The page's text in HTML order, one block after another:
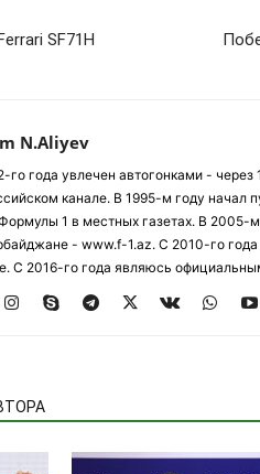
SF71H
N.Aliyev
го года увлечен автогонками -
канале. В 1995-м году начал
1 в местных газетах. В 2005-
- www.f-1.az. С 2010-го
С 2016-го года являюсь